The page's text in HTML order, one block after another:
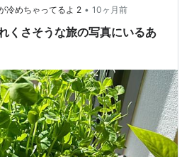
冷めちゃってるよ 2 • 10ヶ月前
くさそうな旅の写真にいるあ